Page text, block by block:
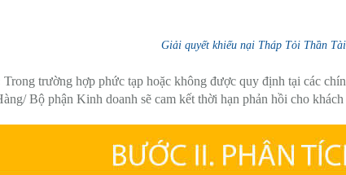
Giải quyết khiếu nại Tháp Tỏi Thần
Trong trường hợp phức tạp hoặc không được quy định tại các
Bộ phận Kinh doanh sẽ cam kết thời hạn phản hồi cho